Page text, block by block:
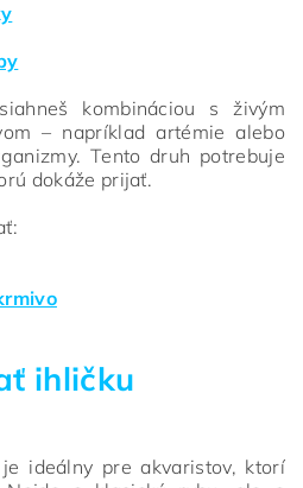
kombináciou s živým
– napríklad artémie alebo
Tento druh potrebuje
dokáže prijať.
ihličku
ideálny pre akvaristov, ktorí